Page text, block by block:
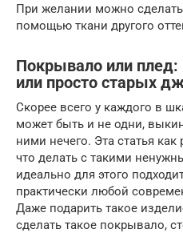
При желании можно
помощью ткани другого
Покрывало или
или просто старых
Скорее всего у каждого в
может быть и не одни,
ними нечего. Эта статья
что делать с такими
идеально для этого
практически любой
Даже подарить такое
сделать такое покрывало,